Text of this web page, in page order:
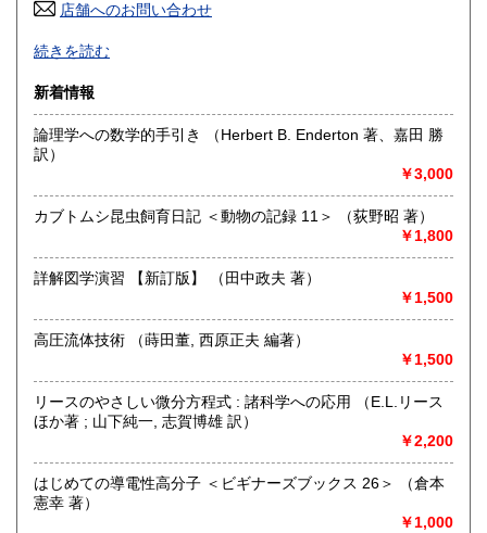
高知県 1,200円
佐賀県
熊本県 1,450円 大分県 1,450円
宮崎県
1,500円
店舗へのお問い合わせ
【通信販売専門 (ご来店不可)】 の古書店です。
※大変申し訳ございませんが、店頭での販売は行っておりま
書籍の状態等、ご不明な点・気になる所がございましたら、
Eメール・電話でお気軽にお問い合わせ下さいませ。
※販売書籍につきまして【お電話でのお問い合わせ】は、現
品在庫を確認するためお時間を頂戴いたします。
沿線名：JR中央線・総武線・東京メトロ丸ノ内線
営業時間：【事務所営業・通信販売専門 (ご来店不可)】
9:00〜17:00 ※買取・仕入れ等で不在の場合がございます
書籍の買取について
自然科学等の学術書・専門書・その他資料買取り致します。
電話・FAX・メール等でお気軽にご相談下さいませ。
出張買取・配送料着払い(当店の支払い)で送って頂くことも
可能でございます。
続きを読む
新着情報
論理学への数学的手引き （Herbert B. Enderton 著、嘉田 勝
訳）
￥3,000
カブトムシ昆虫飼育日記 ＜動物の記録 11＞ （荻野昭 著）
￥1,800
詳解図学演習 【新訂版】 （田中政夫 著）
￥1,500
高圧流体技術 （蒔田董, 西原正夫 編著）
￥1,500
リースのやさしい微分方程式 : 諸科学への応用 （E.L.リース
ほか著 ; 山下純一, 志賀博雄 訳）
￥2,200
はじめての導電性高分子 ＜ビギナーズブックス 26＞ （倉本
憲幸 著）
￥1,000